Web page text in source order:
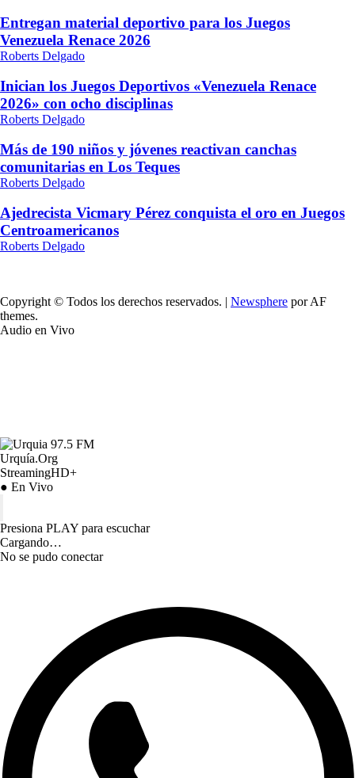
Entregan material deportivo para los Juegos
Venezuela Renace 2026
Roberts Delgado
Inician los Juegos Deportivos «Venezuela Renace
2026» con ocho disciplinas
Roberts Delgado
Más de 190 niños y jóvenes reactivan canchas
comunitarias en Los Teques
Roberts Delgado
Ajedrecista Vicmary Pérez conquista el oro en Juegos
Centroamericanos
Roberts Delgado
Copyright © Todos los derechos reservados. | Newsphere por AF
themes.
Audio en Vivo
Urquía.Org
StreamingHD+
● En Vivo
Presiona PLAY para escuchar
Cargando…
No se pudo conectar